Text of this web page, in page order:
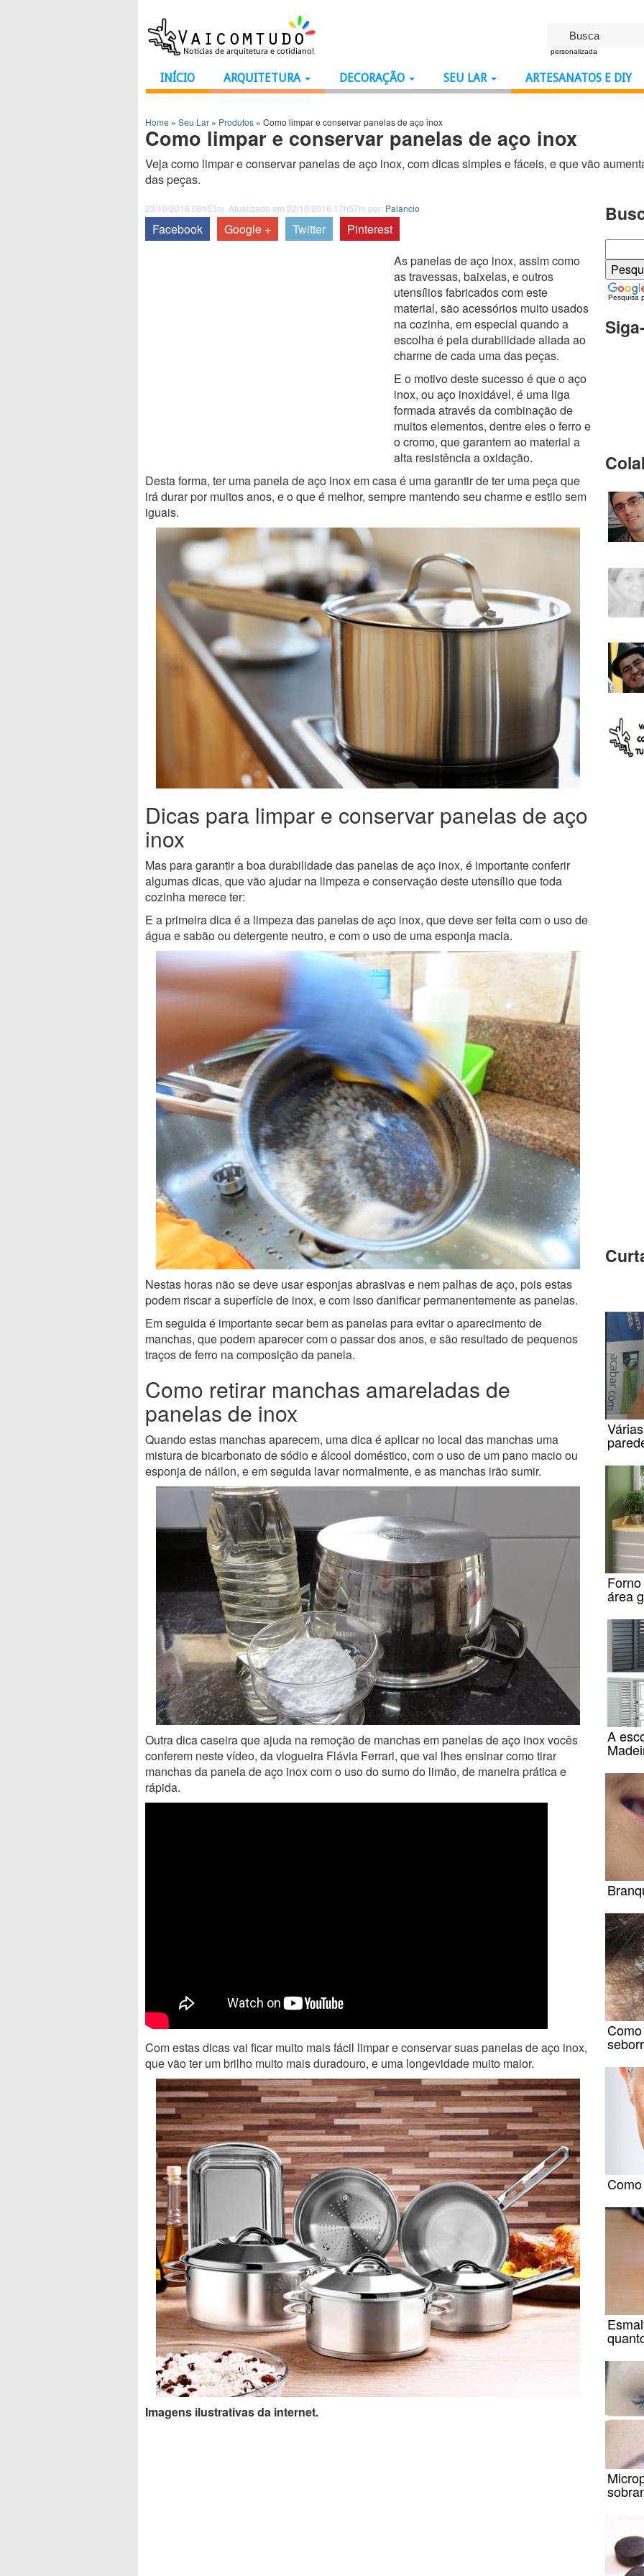
personalizada
INÍCIO ARQUITETURA DECORAÇÃO SEU LAR ARTESANATOS E DIY
Home » Seu Lar » Produtos » Como limpar e conservar panelas de aço inox
Como limpar e conservar panelas de aço inox
Veja como limpar e conservar panelas de aço inox, com dicas simples e fáceis, e que vão
das peças.
23/10/2016 08h53m. Atualizado em 22/10/2016 17h57m por: Palancio
Facebook Google + Twitter
Pinterest
As panelas de aço inox, assim como
as travessas, baixelas, e outros
utensílios fabricados com este
material, são acessórios muito usados
na cozinha, em especial quando a
escolha é pela durabilidade aliada ao
charme de cada uma das peças.
E o motivo deste sucesso é que o aço
inox, ou aço inoxidável, é uma liga
formada através da combinação de
muitos elementos, dentre eles o ferro e
o cromo, que garantem ao material a
alta resistência a oxidação.
Desta forma, ter uma panela de aço inox em casa é uma garantir de ter uma peça que
irá durar por muitos anos, e o que é melhor, sempre mantendo seu charme e estilo sem
iguais.
Dicas para limpar e conservar panelas de aço
inox
Mas para garantir a boa durabilidade das panelas de aço inox, é importante conferir
algumas dicas, que vão ajudar na limpeza e conservação deste utensílio que toda
cozinha merece ter:
E a primeira dica é a limpeza das panelas de aço inox, que deve ser feita com o uso de
água e sabão ou detergente neutro, e com o uso de uma esponja macia.
Nestas horas não se deve usar esponjas abrasivas e nem palhas de aço, pois estas
podem riscar a superfície de inox, e com isso danificar permanentemente as panelas.
Em seguida é importante secar bem as panelas para evitar o aparecimento de
manchas, que podem aparecer com o passar dos anos, e são resultado de pequenos
traços de ferro na composição da panela.
Como retirar manchas amareladas de
panelas de inox
Quando estas manchas aparecem, uma dica é aplicar no local das manchas uma
mistura de bicarbonato de sódio e álcool doméstico, com o uso de um pano macio ou
esponja de náilon, e em seguida lavar normalmente, e as manchas irão sumir.
Outra dica caseira que ajuda na remoção de manchas em panelas de aço inox vocês
conferem neste vídeo, da vlogueira Flávia Ferrari, que vai lhes ensinar como tirar
manchas da panela de aço inox com o uso do sumo do limão, de maneira prática e
rápida.
Com estas dicas vai ficar muito mais fácil limpar e conservar suas panelas de aço inox,
que vão ter um brilho muito mais duradouro, e uma longevidade muito maior.
Imagens ilustrativas da internet.
Pesquisa
área
A